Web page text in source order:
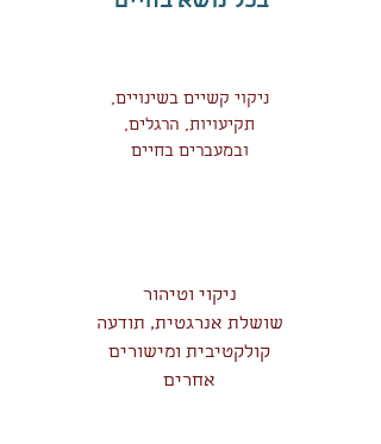
ניקוי קשיים בשינויים,
תקיעויות, הרגלים,
ובמעברים בחיים
ניקוי וטיהור
שושלת אנרגטית, תודעה
קולקטיבית ומישורים
אחרים